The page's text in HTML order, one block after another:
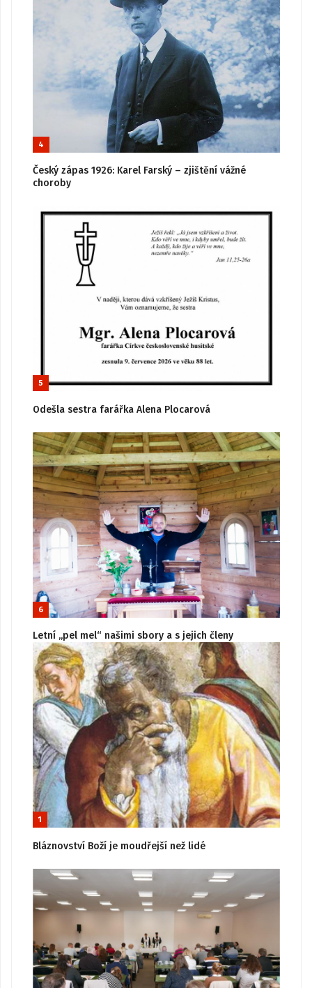
4
Český zápas 1926: Karel Farský – zjištění vážné
choroby
5
Odešla sestra farářka Alena Plocarová
6
Letní „pel mel“ našimi sbory a s jejich členy
1
Bláznovství Boží je moudřejší než lidé